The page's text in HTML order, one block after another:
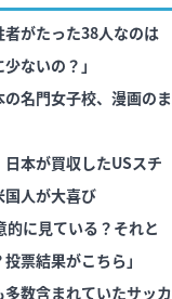
がたった38人なのは
ないの？」
の名門女子校、漫画のま
本が買収したUSスチ
国人が大喜び
に見ている？それと
票結果がこちら」
数含まれていたサッカ